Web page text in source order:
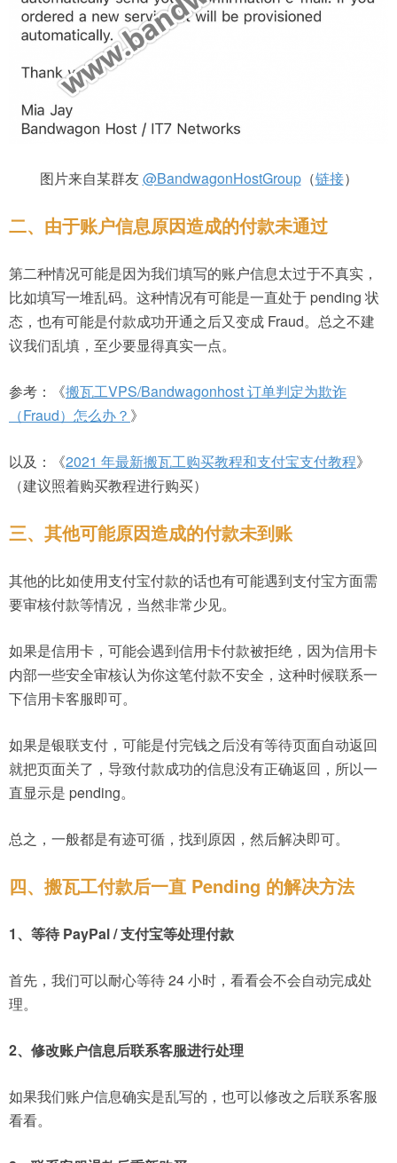
图片来自某群友@BandwagonHostGroup（链接）
二、由于账户信息原因造成的付款未通过
第二种情况可能是因为我们填写的账户信息太过于不真实，
比如填写一堆乱码。这种情况有可能是一直处于 pending 状
态，也有可能是付款成功开通之后又变成 Fraud。总之不建
议我们乱填，至少要显得真实一点。
参考：《搬瓦工VPS/Bandwagonhost 订单判定为欺诈
（Fraud）怎么办？ 》
以及：《2021 年最新搬瓦工购买教程和支付宝支付教程》
（建议照着购买教程进行购买）
三、其他可能原因造成的付款未到账
其他的比如使用支付宝付款的话也有可能遇到支付宝方面需
要审核付款等情况，当然非常少见。
如果是信用卡，可能会遇到信用卡付款被拒绝，因为信用卡
内部一些安全审核认为你这笔付款不安全，这种时候联系一
下信用卡客服即可。
如果是银联支付，可能是付完钱之后没有等待页面自动返回
就把页面关了，导致付款成功的信息没有正确返回，所以一
直显示是 pending。
总之，一般都是有迹可循，找到原因，然后解决即可。
四、搬瓦工付款后一直 Pending 的解决方法
1、等待 PayPal / 支付宝等处理付款
首先，我们可以耐心等待 24 小时，看看会不会自动完成处
理。
2、修改账户信息后联系客服进行处理
如果我们账户信息确实是乱写的，也可以修改之后联系客服
看看。